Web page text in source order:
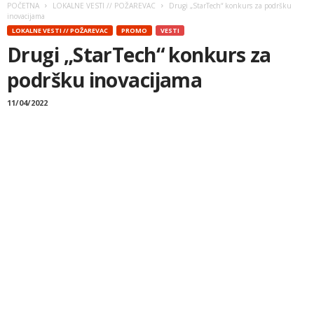
POČETNA LOKALNE VESTI // POŽAREVAC
Drugi „StarTech“ konkurs za podršku
inovacijama
LOKALNE VESTI // POŽAREVAC PROMO VESTI
Drugi „StarTech“ konkurs za
podršku inovacijama
11/04/2022